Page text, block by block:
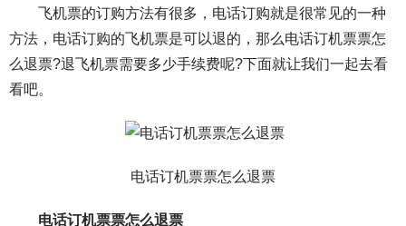
飞机票的订购方法有很多，电话订购就是很常见的一种
方法，电话订购的飞机票是可以退的，那么电话订机票票怎
么退票?退飞机票需要多少手续费呢?下面就让我们一起去看
看吧。
电话订机票票怎么退票
电话订机票票怎么退票